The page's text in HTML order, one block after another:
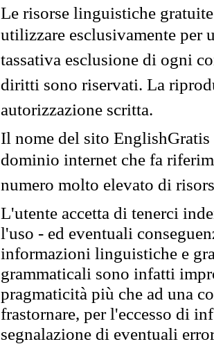
Le risorse linguistiche
utilizzare esclusivamente per
tassativa esclusione di ogni
diritti sono riservati. La
autorizzazione scritta.
Il nome del sito
dominio internet che fa
numero molto elevato di
L'utente accetta di tenerci
l'uso - ed eventuali
informazioni linguistiche e
grammaticali sono infatti
pragmaticità più che ad una
frastornare, per l'eccesso di
segnalazione di eventuali